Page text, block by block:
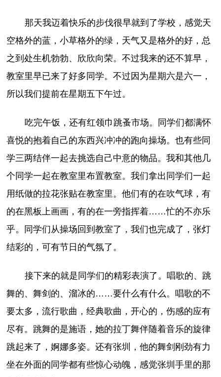
那天我迈着快乐的步伐很早就到了学校，感觉天
空格外的蓝，小草格外的绿，天气又是格外的好，总
之到处生机勃勃、欣欣向荣。不过我来的还不算早，
教室里早已来了好多同学。不过因为星期六是六一，
所以我们提前在星期五下午过。
吃完午饭，还有红领巾跳蚤市场。同学们都满怀
喜悦的抱着自己的东西兴冲冲的跑向操场。也有些同
学三两结伴一起去挑选自己中意的物品。我和其他几
个同学一起在教室里布置教室。我们拿出同学们一起
用纸做的拉花张贴在教室里。他们有的在吹气球，有
的在黑板上画画，有的在一旁指挥着……忙的不亦乐
乎。同学们从操场回到教室了，我们也完成了，张灯
结彩的，可有节日的气氛了。
接下来的就是同学们的精彩表演了。唱歌的、跳
舞的、舞剑的、溜冰的……要什么有什么。唱歌的不
要太多，流行歌曲，经典歌曲，开心的，伤感的应有
尽有。跳舞的是施语，她的拉丁舞伴随着音乐的旋律
跳起来了，婀娜多姿。还有张圳，他的舞剑刚劲有力
坐在外面的同学都有些惊心动魄，感觉张圳手里的那